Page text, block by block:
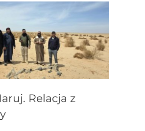
Relacja z